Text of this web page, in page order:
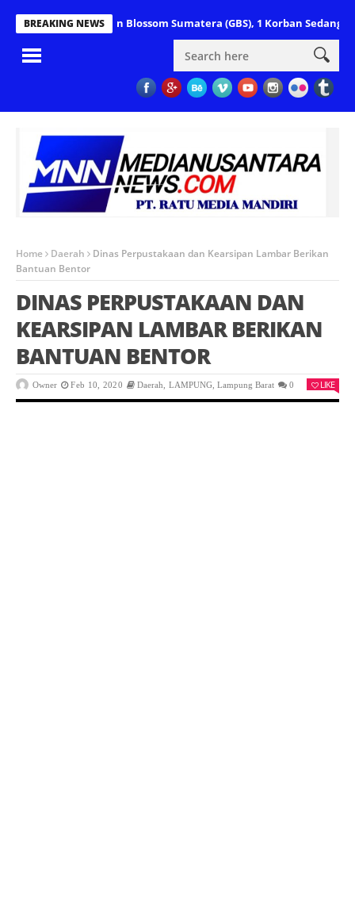
BREAKING NEWS
PT Golden Blossom Sumatera (GBS), 1 Korban Sedang Kritis.
Home Daerah
Dinas Perpustakaan dan Kearsipan Lambar Berikan
Bantuan Bentor
DINAS PERPUSTAKAAN DAN
KEARSIPAN LAMBAR BERIKAN
BANTUAN BENTOR
Owner Feb 10, 2020 Daerah LAMPUNG,Lampung Barat 0 LIKE